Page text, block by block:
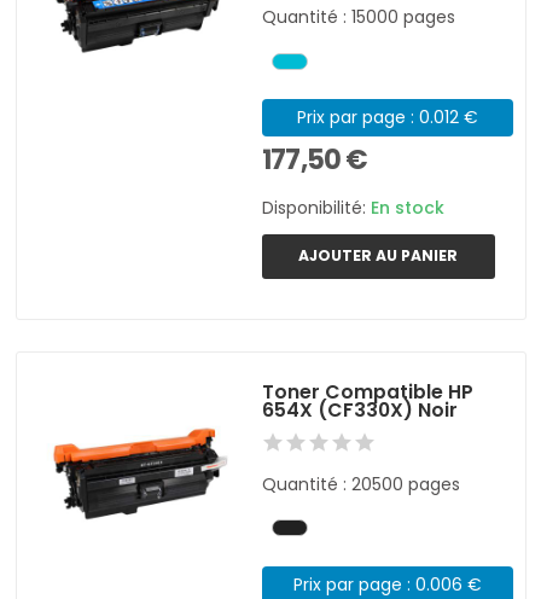
Quantité : 15000 pages
Prix par page : 0.012 €
177,50 €
Disponibilité: En stock
AJOUTER AU PANIER
Toner Compatible HP
654X (CF330X) Noir
Quantité : 20500 pages
Prix par page : 0.006 €